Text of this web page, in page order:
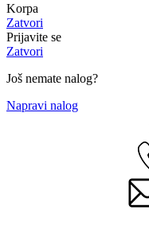
Korpa
Zatvori
Prijavite se
Zatvori
Još nemate nalog?
Napravi nalog